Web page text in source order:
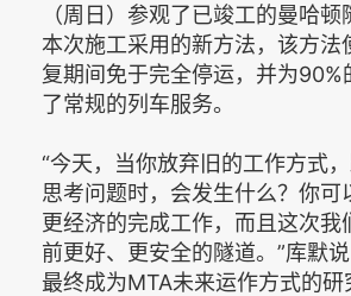
（周日）参观了已竣工的曼哈
本次施工采用的新方法，该方法
复期间免于完全停运，并为90%
了常规的列车服务。
“今天，当你放弃旧的工作方式
思考问题时，会发生什么？你可
更经济的完成工作，而且这次我
前更好、更安全的隧道。”库默
最终成为MTA未来运作方式的研